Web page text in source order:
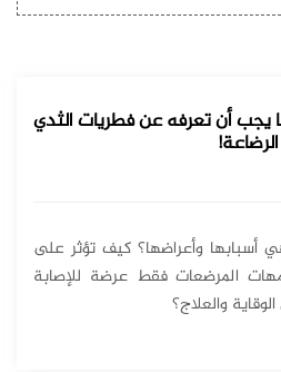
يجب أن تعرفه عن فطريات الثدي
الرضاعة!
أسبابها وأعراضها؟ كيف تؤثر على
المرضعات فقط عرضة للإصابة
والعلاج؟